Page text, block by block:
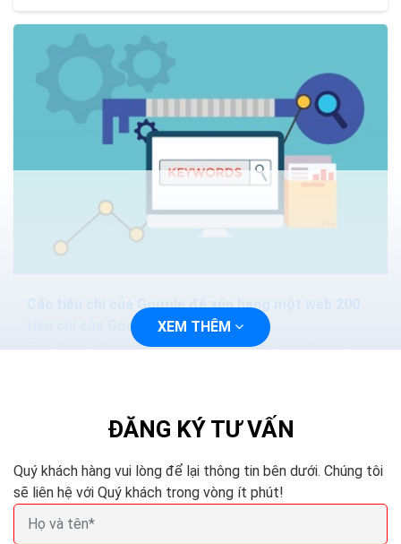
Các tiêu chí của Google để xếp hạng một web 200
tiêu chí của Google
Thuật toán tìm kiếm của Google ngày càng phức tạp
XEM THÊM
ĐĂNG KÝ TƯ VẤN
Quý khách hàng vui lòng để lại thông tin bên dưới. Chúng tôi
sẽ liên hệ với Quý khách trong vòng ít phút!